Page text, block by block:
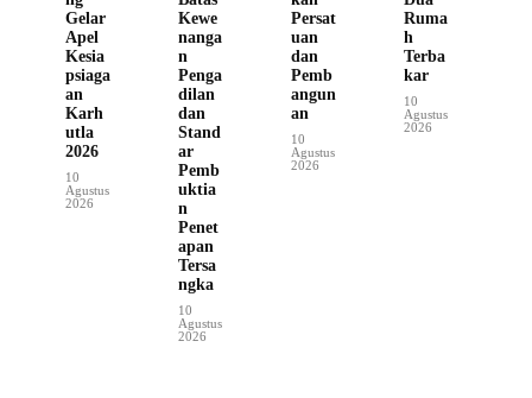
Gelar
Apel
Kesia
psiaga
an
Karh
utla
2026
10
Agustus
2026
Kewe
nanga
n
Penga
dilan
dan
Stand
ar
Pemb
uktia
n
Penet
apan
Tersa
ngka
10
Agustus
2026
Persat
uan
dan
Pemb
angun
an
10
Agustus
2026
Ruma
h
Terba
kar
10
Agustus
2026